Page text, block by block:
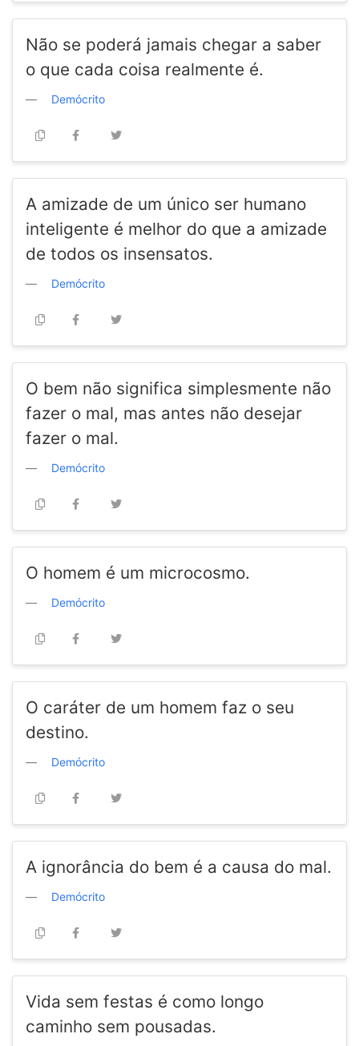
Não se poderá jamais chegar a saber
o que cada coisa realmente é.
Demócrito
A amizade de um único ser humano
inteligente é melhor do que a amizade
de todos os insensatos.
Demócrito
O bem não significa simplesmente não
fazer o mal, mas antes não desejar
fazer o mal.
Demócrito
O homem é um microcosmo.
Demócrito
O caráter de um homem faz o seu
destino.
Demócrito
A ignorância do bem é a causa do mal.
Demócrito
Vida sem festas é como longo
caminho sem pousadas.